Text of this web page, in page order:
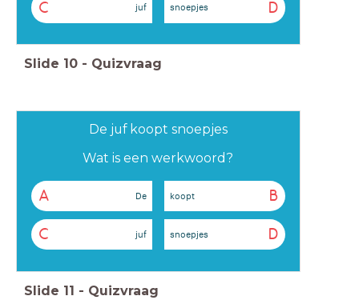
C juf D
snoepjes
Slide 10 - Quizvraag
De juf koopt snoepjes
Wat is een werkwoord?
A De B
koopt
C juf D
snoepjes
Slide 11 - Quizvraag